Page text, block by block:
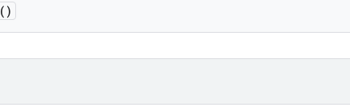
()